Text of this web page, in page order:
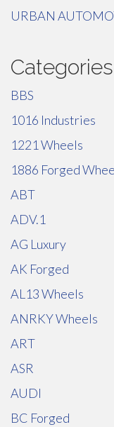
URBAN
Categories
BBS
1016 Industries
1221 Wheels
1886 Forged
ABT
ADV.1
AG Luxury
AK Forged
AL13 Wheels
ANRKY Wheels
ART
ASR
AUDI
BC Forged